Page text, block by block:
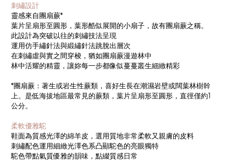
刺繡設計
靈感來自團扇蕨*
葉片呈扇形至圓形，葉形酷似展開的小扇子，故有團扇蕨之稱。
此設計為突破以往的刺繡技法呈現
運用仿手繡針法與緞繡針法跳脫出層次
在刺繡虛與實之間穿梭，猶如團扇蕨漫遊林中
林中活耀的精靈，讓妳每一步都像似蔓蔓叢生細緻精彩
*團扇蕨：著生或岩生性蕨類，喜好生長在潮濕岩壁或闊葉林樹幹
上。是低海拔地區最常見的蕨類，葉片呈扇形至圓形，直徑僅約1
公分。
柔軟優雅駝
鞋面為質感光澤的綿羊皮，選用質地非常柔軟又親膚的皮料
刺繡配色運用細緻光澤色系凸顯駝色的亮眼獨特
駝色帶點氣質優雅的韻味，點綴質感日常